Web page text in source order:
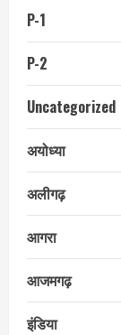
P-1
P-2
Uncategorized
अयोध्या
अलीगढ़
आगरा
आजमगढ़
इंडिया